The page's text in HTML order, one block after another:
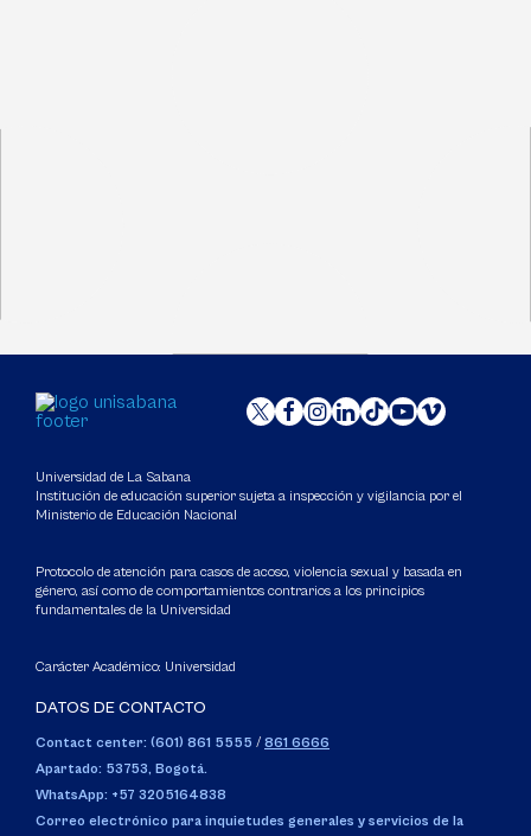
Universidad de La Sabana
Institución de educación superior sujeta a inspección y vigilancia por el
Ministerio de Educación Nacional
Protocolo de atención para casos de acoso, violencia sexual y basada en
género, así como de comportamientos contrarios a los principios
fundamentales de la Universidad
Carácter Académico: Universidad
DATOS DE CONTACTO
Contact center: (601) 861 5555 / 861 6666
Apartado: 53753, Bogotá.
WhatsApp: +57 3205164838
Correo electrónico para inquietudes generales y servicios de la